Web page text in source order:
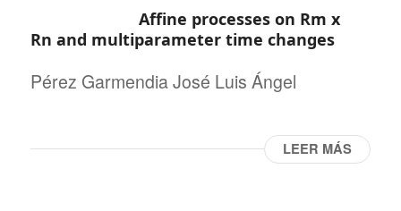
Affine processes on Rm x
Rn and multiparameter time changes
Pérez Garmendia José Luis Ángel
LEER MÁS